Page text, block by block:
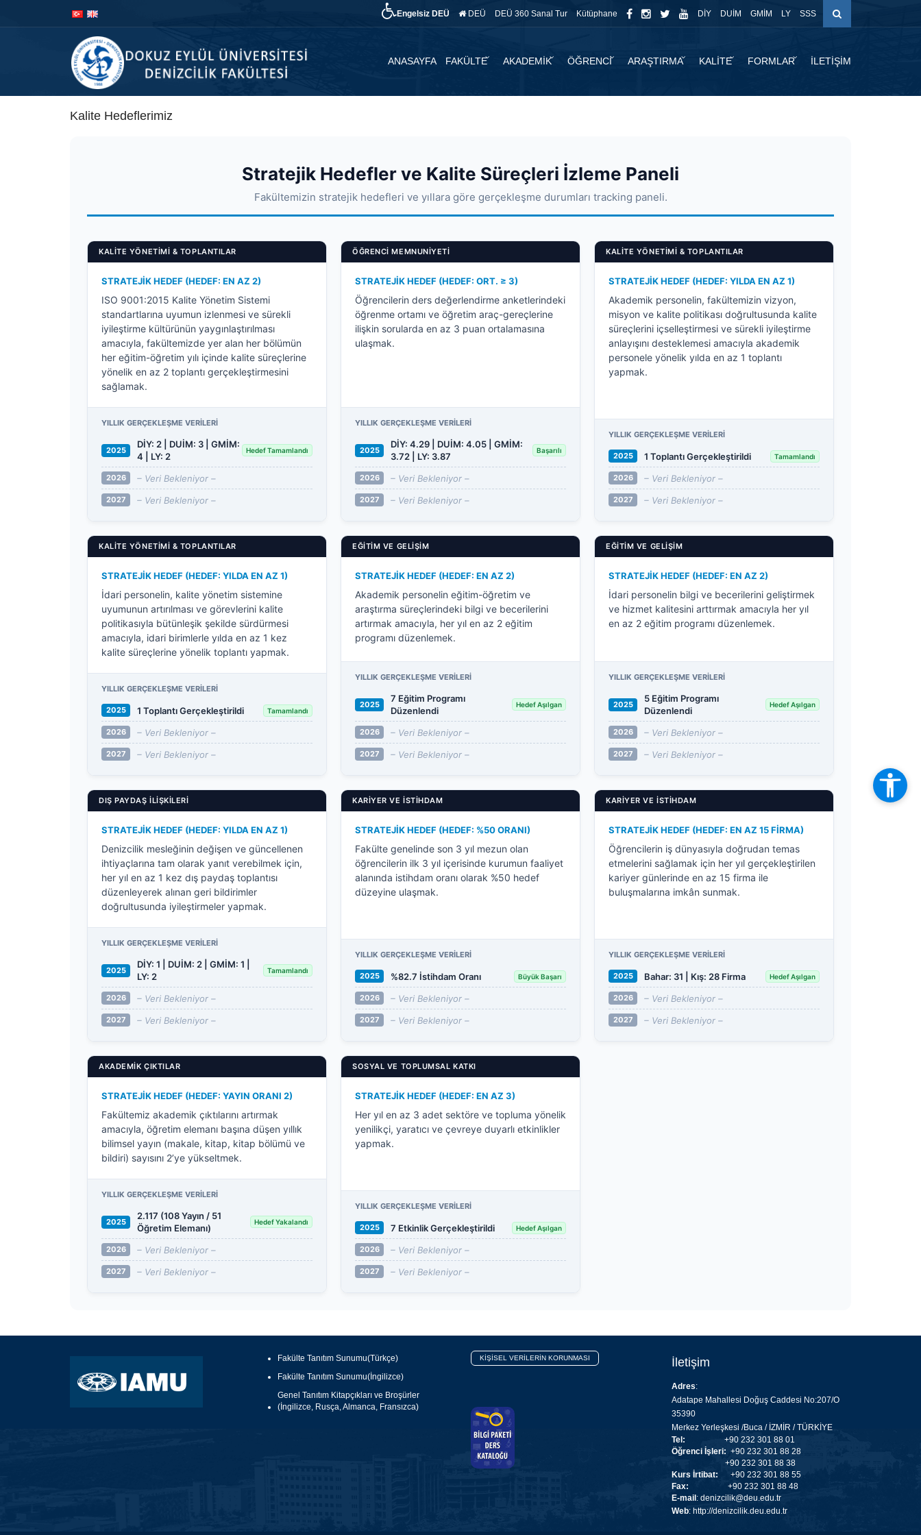
Engelsiz DEÜ DEÜ DEÜ 360 Sanal Tur Kütüphane DİY DUİM GMİM LY SSS
ANASAYFA FAKÜLTE AKADEMİK ÖĞRENCİ ARAŞTIRMA KALİTE FORMLAR İLETİŞİM
Kalite Hedeflerimiz
Stratejik Hedefler ve Kalite Süreçleri İzleme Paneli
Fakültemizin stratejik hedefleri ve yıllara göre gerçekleşme durumları tracking paneli.
KALITE YÖNETIMI & TOPLANTILAR
STRATEJIK HEDEF (HEDEF: EN AZ 2)
ISO 9001:2015 Kalite Yönetim Sistemi
standartlarına uyumun izlenmesi ve sürekli
iyileştirme kültürünün yaygınlaştırılması
amacıyla, fakültemizde yer alan her bölümün
her eğitim-öğretim yılı içinde kalite süreçlerine
yönelik en az 2 toplantı gerçekleştirmesini
sağlamak.
YILLIK GERÇEKLEŞME VERILERI
2025
DİY: 2 | DUİM: 3 | GMİM:
4 | LY: 2
Hedef Tamamlandı
2026 – Veri Bekleniyor –
2027 – Veri Bekleniyor –
ÖĞRENCI MEMNUNIYETI
STRATEJIK HEDEF (HEDEF: ORT. ≥ 3)
Öğrencilerin ders değerlendirme anketlerindeki
öğrenme ortamı ve öğretim araç-gereçlerine
ilişkin sorularda en az 3 puan ortalamasına
ulaşmak.
YILLIK GERÇEKLEŞME VERILERI
2025
DİY: 4.29 | DUİM: 4.05 | GMİM:
3.72 | LY: 3.87
Başarılı
2026 – Veri Bekleniyor –
2027 – Veri Bekleniyor –
KALITE YÖNETIMI & TOPLANTILAR
STRATEJIK HEDEF (HEDEF: YILDA EN AZ 1)
Akademik personelin, fakültemizin vizyon,
misyon ve kalite politikası doğrultusunda kalite
süreçlerini içselleştirmesi ve sürekli iyileştirme
anlayışını desteklemesi amacıyla akademik
personele yönelik yılda en az 1 toplantı
yapmak.
YILLIK GERÇEKLEŞME VERILERI
2025 1 Toplantı Gerçekleştirildi Tamamlandı
2026 – Veri Bekleniyor –
2027 – Veri Bekleniyor –
KALITE YÖNETIMI & TOPLANTILAR
STRATEJIK HEDEF (HEDEF: YILDA EN AZ 1)
İdari personelin, kalite yönetim sistemine
uyumunun artırılması ve görevlerini kalite
politikasıyla bütünleşik şekilde sürdürmesi
amacıyla, idari birimlerle yılda en az 1 kez
kalite süreçlerine yönelik toplantı yapmak.
YILLIK GERÇEKLEŞME VERILERI
2025 1 Toplantı Gerçekleştirildi Tamamlandı
2026 – Veri Bekleniyor –
2027 – Veri Bekleniyor –
EĞITIM VE GELIŞIM
STRATEJIK HEDEF (HEDEF: EN AZ 2)
Akademik personelin eğitim-öğretim ve
araştırma süreçlerindeki bilgi ve becerilerini
artırmak amacıyla, her yıl en az 2 eğitim
programı düzenlemek.
YILLIK GERÇEKLEŞME VERILERI
2025
7 Eğitim Programı
Düzenlendi
Hedef Aşılgan
2026 – Veri Bekleniyor –
2027 – Veri Bekleniyor –
EĞITIM VE GELIŞIM
STRATEJIK HEDEF (HEDEF: EN AZ 2)
İdari personelin bilgi ve becerilerini geliştirmek
ve hizmet kalitesini arttırmak amacıyla her yıl
en az 2 eğitim programı düzenlemek.
YILLIK GERÇEKLEŞME VERILERI
2025
5 Eğitim Programı
Düzenlendi
Hedef Aşılgan
2026 – Veri Bekleniyor –
2027 – Veri Bekleniyor –
DIŞ PAYDAŞ İLIŞKILERI
STRATEJIK HEDEF (HEDEF: YILDA EN AZ 1)
Denizcilik mesleğinin değişen ve güncellenen
ihtiyaçlarına tam olarak yanıt verebilmek için,
her yıl en az 1 kez dış paydaş toplantısı
düzenleyerek alınan geri bildirimler
doğrultusunda iyileştirmeler yapmak.
YILLIK GERÇEKLEŞME VERILERI
2025
DİY: 1 | DUİM: 2 | GMİM: 1 |
LY: 2
Tamamlandı
2026 – Veri Bekleniyor –
2027 – Veri Bekleniyor –
KARIYER VE İSTIHDAM
STRATEJIK HEDEF (HEDEF: %50 ORANI)
Fakülte genelinde son 3 yıl mezun olan
öğrencilerin ilk 3 yıl içerisinde kurumun faaliyet
alanında istihdam oranı olarak %50 hedef
düzeyine ulaşmak.
YILLIK GERÇEKLEŞME VERILERI
2025 %82.7 İstihdam Oranı Büyük Başarı
2026 – Veri Bekleniyor –
2027 – Veri Bekleniyor –
KARIYER VE İSTIHDAM
STRATEJIK HEDEF (HEDEF: EN AZ 15 FIRMA)
Öğrencilerin iş dünyasıyla doğrudan temas
etmelerini sağlamak için her yıl gerçekleştirilen
kariyer günlerinde en az 15 firma ile
buluşmalarına imkân sunmak.
YILLIK GERÇEKLEŞME VERILERI
2025 Bahar: 31 | Kış: 28 Firma Hedef Aşılgan
2026 – Veri Bekleniyor –
2027 – Veri Bekleniyor –
AKADEMIK ÇIKTILAR
STRATEJIK HEDEF (HEDEF: YAYIN ORANI 2)
Fakültemiz akademik çıktılarını artırmak
amacıyla, öğretim elemanı başına düşen yıllık
bilimsel yayın (makale, kitap, kitap bölümü ve
bildiri) sayısını 2’ye yükseltmek.
YILLIK GERÇEKLEŞME VERILERI
2025
2.117 (108 Yayın / 51
Öğretim Elemanı)
Hedef Yakalandı
2026 – Veri Bekleniyor –
2027 – Veri Bekleniyor –
SOSYAL VE TOPLUMSAL KATKI
STRATEJIK HEDEF (HEDEF: EN AZ 3)
Her yıl en az 3 adet sektöre ve topluma yönelik
yenilikçi, yaratıcı ve çevreye duyarlı etkinlikler
yapmak.
YILLIK GERÇEKLEŞME VERILERI
2025 7 Etkinlik Gerçekleştirildi Hedef Aşılgan
2026 – Veri Bekleniyor –
2027 – Veri Bekleniyor –
Fakülte Tanıtım Sunumu(Türkçe)
Fakülte Tanıtım Sunumu(İngilizce)
Genel Tanıtım Kitapçıkları ve Broşürler
(İngilizce, Rusça, Almanca, Fransızca)
KİŞİSEL VERİLERİN KORUNMASI İletişim
Adres:
Adatape Mahallesi Doğuş Caddesi No:207/O
35390
Merkez Yerleşkesi /Buca / İZMİR / TÜRKİYE
Tel:
+90 232 301 88 01
Öğrenci İşleri: +90 232 301 88 28
+90 232 301 88 38
Kurs İrtibat:
+90 232 301 88 55
Fax:
+90 232 301 88 48
E-mail : denizcilik@deu.edu.tr
Web: http://denizcilik.deu.edu.tr